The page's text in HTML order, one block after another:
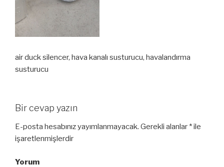
air duck silencer, hava kanalı susturucu, havalandırma
susturucu
Bir cevap yazın
E-posta hesabınız yayımlanmayacak. Gerekli alanlar *ile
işaretlenmişlerdir
Yorum